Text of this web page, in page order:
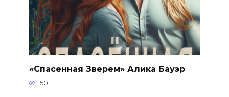
«Спасенная Зверем» Алика Бауэр
50